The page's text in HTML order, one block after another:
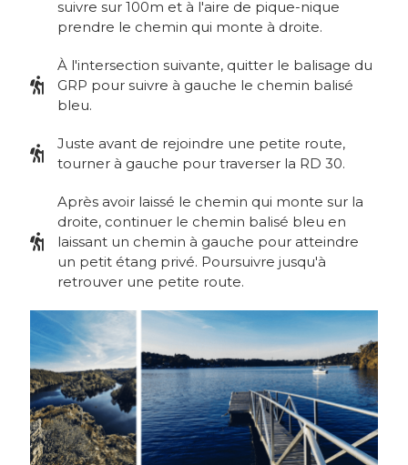
suivre sur 100m et à l'aire de pique-nique
prendre le chemin qui monte à droite.
À l'intersection suivante, quitter le balisage du
GRP pour suivre à gauche le chemin balisé
bleu.
Juste avant de rejoindre une petite route,
tourner à gauche pour traverser la RD 30.
Après avoir laissé le chemin qui monte sur la
droite, continuer le chemin balisé bleu en
laissant un chemin à gauche pour atteindre
un petit étang privé. Poursuivre jusqu'à
retrouver une petite route.